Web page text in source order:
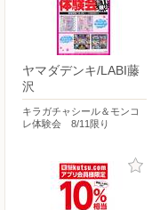
ヤマダデンキ/LABI藤
沢
キラガチャシール＆モンコ
レ体験会 8/11限り